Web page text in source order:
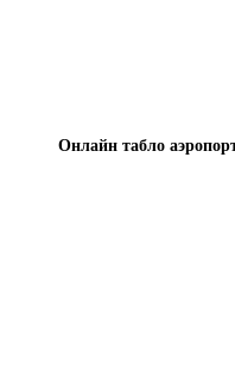
Онлайн табло